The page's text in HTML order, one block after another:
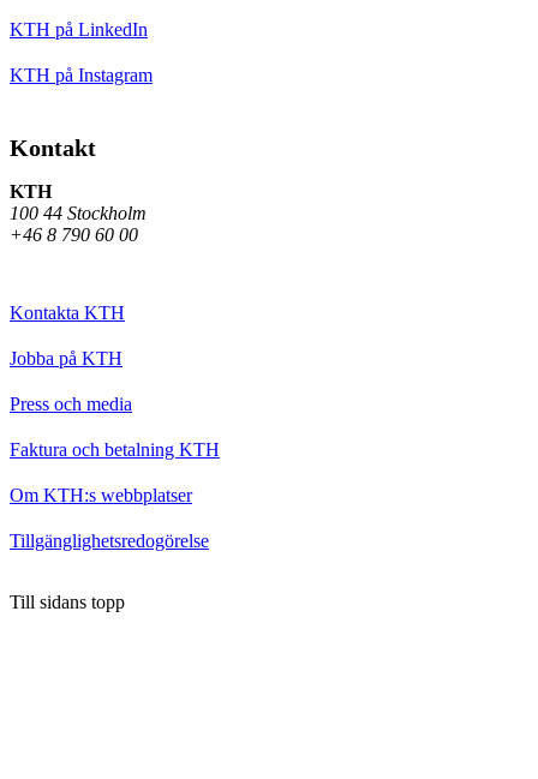
KTH på LinkedIn
KTH på Instagram
Kontakt
KTH
100 44 Stockholm
+46 8 790 60 00
Kontakta KTH
Jobba på KTH
Press och media
Faktura och betalning KTH
Om KTH:s webbplatser
Tillgänglighetsredogörelse
Till sidans topp